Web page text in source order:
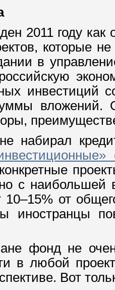
2011 году как
которые
в
вложений.
набирал
с наибольшей
от
иностранцы
фонд не
в любой
Вот